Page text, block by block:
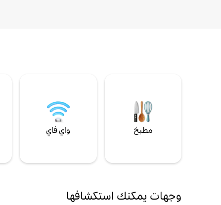
مطبخ واي فاي
وجهات يمكنك استكشافها